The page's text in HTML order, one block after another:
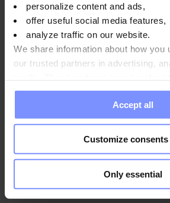
personalize content and ads,
offer useful social media features,
analyze traffic on our website.
We share information about how you
our trusted partners in advertising,
information you have provided to
collected when you use theirAccept all
Customize consents
Only essential
OstroVit BCAA 8-1-1 -
01.03.2024
OstroVit BCAA 8-1-1 -
01.03.2024
Anwendungsweise